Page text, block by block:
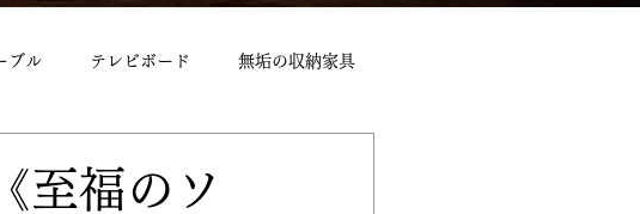
ブル テレビボード 無垢の収納家具
至福のソ